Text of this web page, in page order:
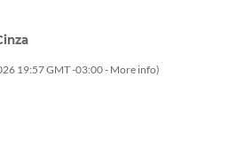
19:57 GMT -03:00 -More info)